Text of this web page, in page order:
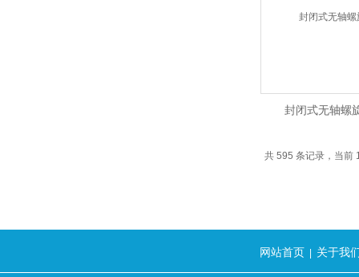
封闭式无轴螺
共 595 条记录，当前
网站首页 关于我